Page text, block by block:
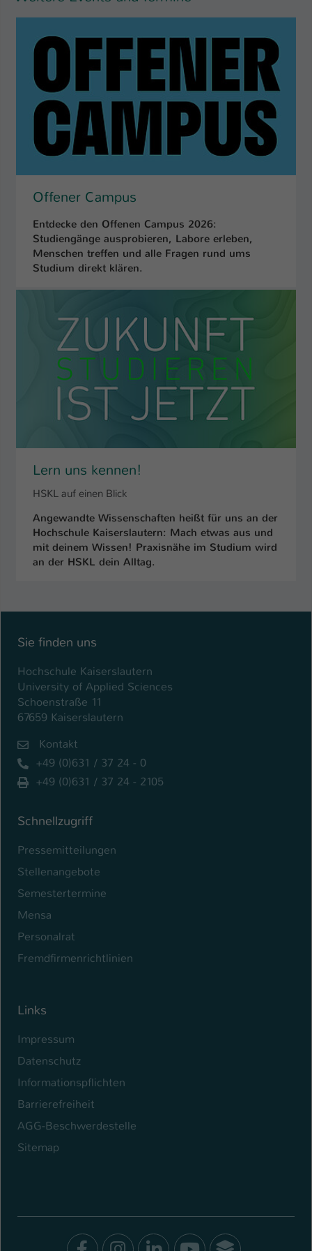
Offener Campus
Entdecke den Offenen Campus 2026:
Studiengänge ausprobieren, Labore erleben,
Menschen treffen und alle Fragen rund ums
Studium direkt klären.
Lern uns kennen!
HSKL auf einen Blick
Angewandte Wissenschaften heißt für uns an der
Hochschule Kaiserslautern: Mach etwas aus und
mit deinem Wissen! Praxisnähe im Studium wird
an der HSKL dein Alltag.
Sie finden uns
Hochschule Kaiserslautern
University of Applied Sciences
Schoenstraße 11
67659 Kaiserslautern
Kontakt
+49 (0)631 / 37 24 - 0
+49 (0)631 / 37 24 - 2105
Schnellzugriff
Pressemitteilungen
Stellenangebote
Semestertermine
Mensa
Personalrat
Fremdfirmenrichtlinien
Links
Impressum
Datenschutz
Informationspflichten
Barrierefreiheit
AGG-Beschwerdestelle
Sitemap
Einstellungen. Unter anderem eine zufällig
generierte ID, für die historische
Einstellungen, falls der Webseiten-
Betreiber dies eingestellt hat.
Name fe_typo_user / PHPSESSID
Anbieter TYPO3
Zweck
Dieses Cookie ist ein Standard-Session-
eines Intranet-Logins die Session-ID. So
kann der eingeloggte Benutzer
wiedererkannt werden und es wird ihm
gewährt.
be_typo_user
Anbieter
Zweck
zu verwalten.